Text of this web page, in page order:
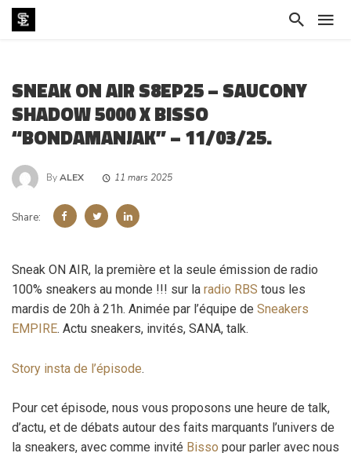
SNEAK ON AIR S8EP25 – SAUCONY
SHADOW 5000 X BISSO
“BONDAMANJAK” – 11/03/25.
ByALEX 11 mars 2025
Share:
Sneak ON AIR, la première et la seule émission de radio
100% sneakers au monde !!! sur la radio RBS tous les
mardis de 20h à 21h. Animée par l’équipe de Sneakers
EMPIRE. Actu sneakers, invités, SANA, talk.
Story insta de l’épisode.
Pour cet épisode, nous vous proposons une heure de talk,
d’actu, et de débats autour des faits marquants l’univers de
la sneakers, avec comme invité Bisso pour parler avec nous